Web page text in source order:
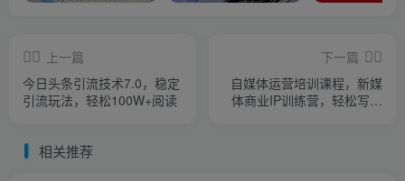
上一篇
今日头条引流技术7.0，稳定
引流玩法，轻松100W+阅读
下一篇
自媒体运营培训课程，新媒
体商业IP训练营，轻松写作
相关推荐